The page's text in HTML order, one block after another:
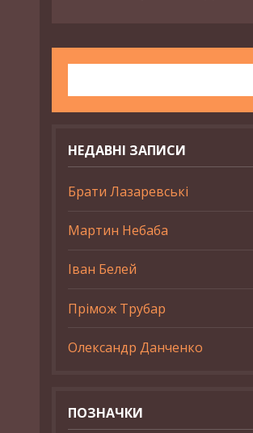
НЕДАВНІ ЗАПИСИ
Брати Лазаревські
Мартин Небаба
Іван Белей
Прімож Трубар
Олександр Данченко
ПОЗНАЧКИ